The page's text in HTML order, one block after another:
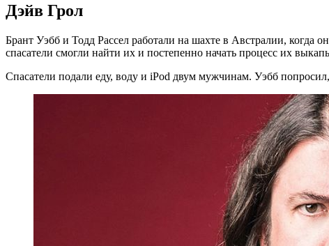
Дэйв Грол
Брант Уэбб и Тодд Рассел работали на шахте в Австралии,
спасатели смогли найти их и постепенно начать процесс их
Спасатели подали еду, воду и iPod двум мужчинам. Уэбб